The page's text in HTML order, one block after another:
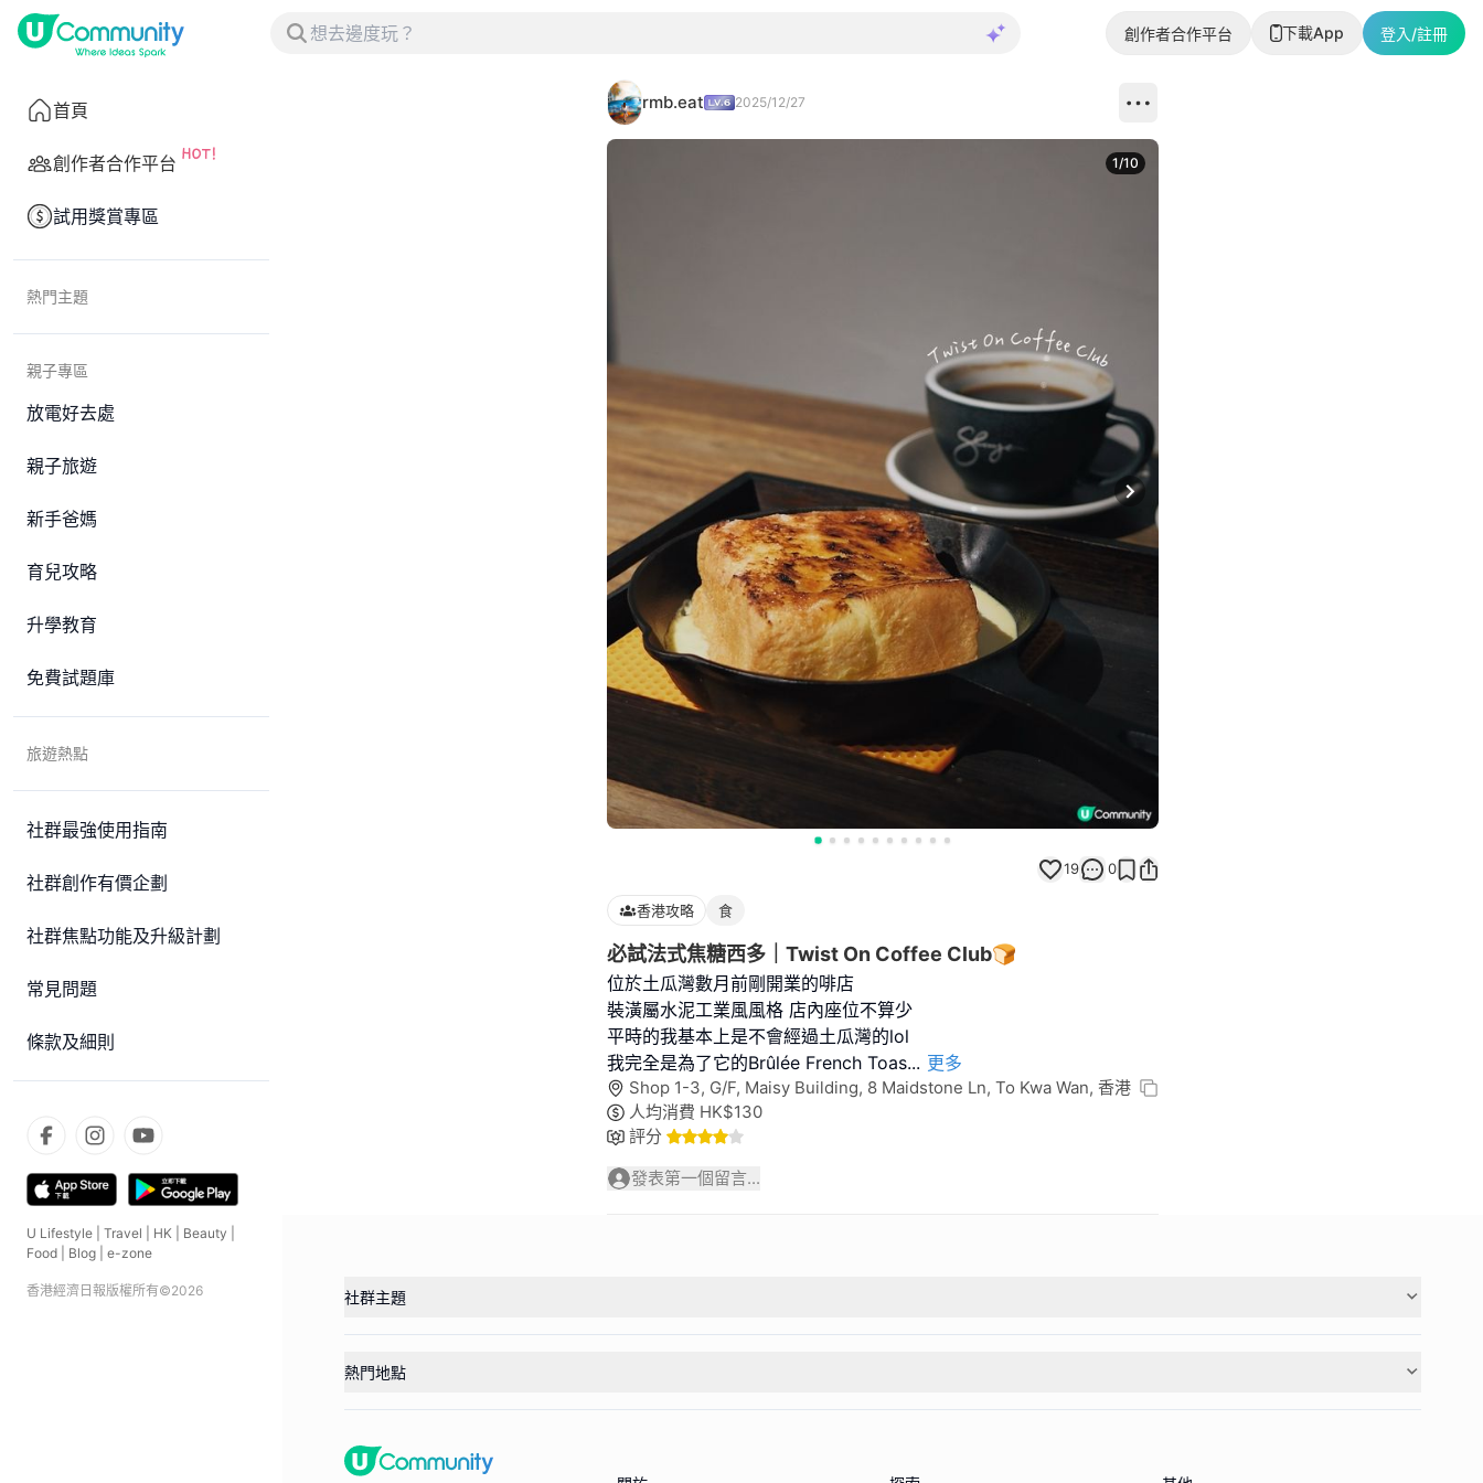
創作者合作平台 下載App 登入/註冊
首頁
創作者合作平台
試用獎賞專區
熱門主題
親子專區
放電好去處
親子旅遊
新手爸媽
育兒攻略
升學教育
免費試題庫
旅遊熱點
社群最強使用指南
社群創作有價企劃
社群焦點功能及升級計劃
常見問題
條款及細則
U Lifestyle Travel HK Beauty
Food
Blog e-zone
香港經濟日報版權所有©2026
rmb.eat 2025/12/27
Next slide
1/10
19 0
香港攻略 食
必試法式焦糖西多｜Twist On Coffee Club🍞
位於土瓜灣數月前剛開業的啡店
裝潢屬水泥工業風風格 店內座位不算少
平時的我基本上是不會經過土瓜灣的lol
我完全是為了它的Brûlée French Toas... 更多
Shop 1-3, G/F, Maisy Building, 8 Maidstone Ln, To Kwa Wan, 香港
人均消費 HK$130
評分
發表第一個留言...
社群主題
熱門地點